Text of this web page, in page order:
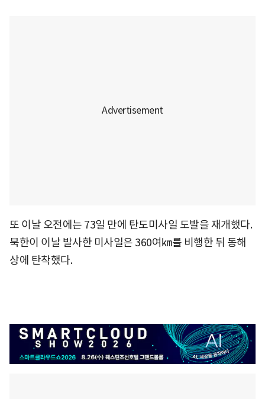
또 이날 오전에는 73일 만에 탄도미사일 도발을 재개했다.
북한이 이날 발사한 미사일은 360여㎞를 비행한 뒤 동해
상에 탄착했다.